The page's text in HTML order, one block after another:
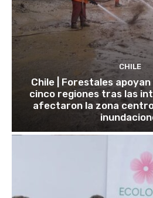
CHILE
Chile | Forestales
cinco regiones tras las
afectaron la zona